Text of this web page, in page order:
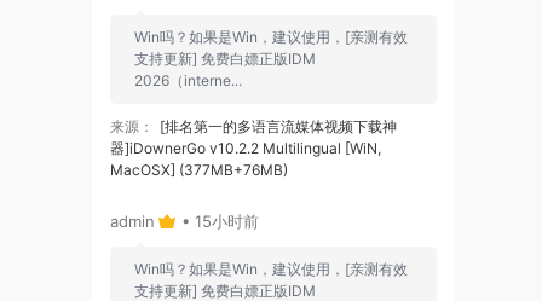
Win吗？如果是Win，建议使用，[亲测有效
支持更新] 免费白嫖正版IDM
2026（interne...
来源：
[排名第一的多语言流媒体视频下载神
器]iDownerGo v10.2.2 Multilingual [WiN,
MacOSX] (377MB+76MB)
admin • 15小时前
Win吗？如果是Win，建议使用，[亲测有效
支持更新] 免费白嫖正版IDM